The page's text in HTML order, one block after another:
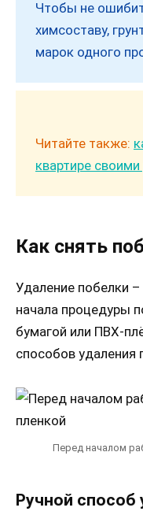
Чтобы не
химсоставу,
марок одного
Читайте также:
квартире
Как снять
Удаление побелки
начала процедуры
бумагой или ПВХ-
способов удаления
Перед началом
Ручной способ